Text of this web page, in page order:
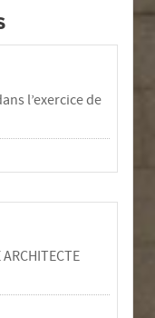
l’exercice de
ARCHITECTE